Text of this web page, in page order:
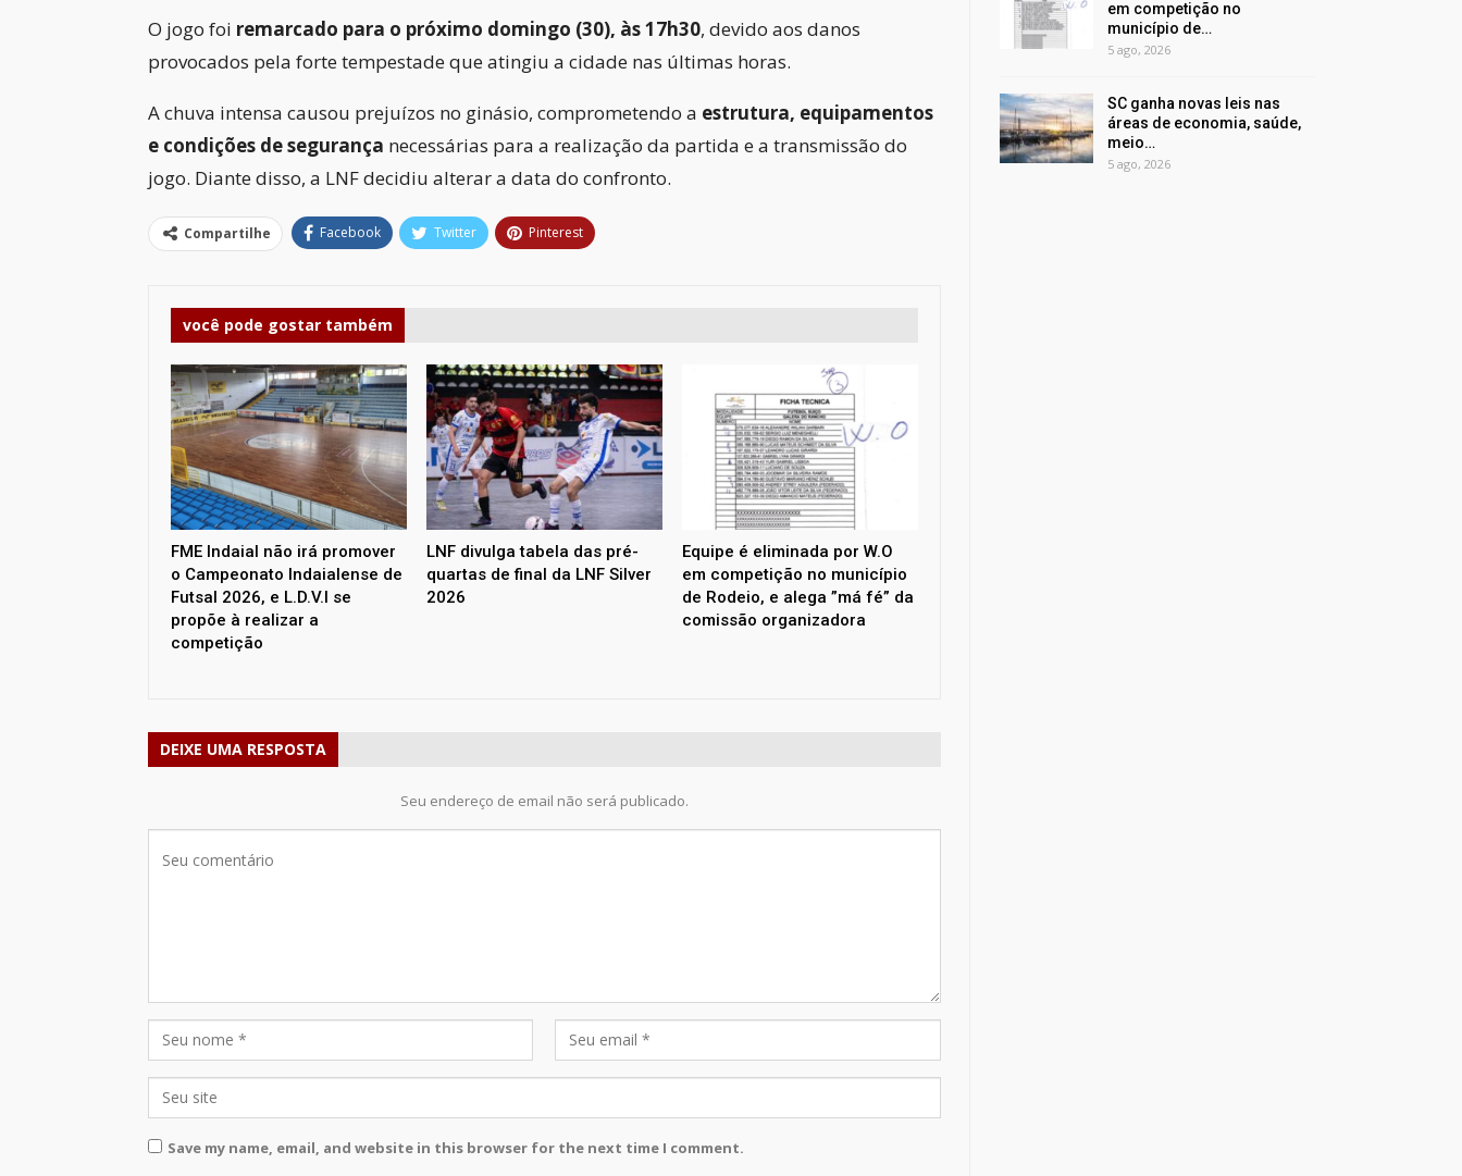
O jogo foi remarcado para o próximo domingo (30), às 17h30, devido aos danos
provocados pela forte tempestade que atingiu a cidade nas últimas horas.
A chuva intensa causou prejuízos no ginásio, comprometendo a estrutura, equipamentos
e condições de segurança necessárias para a realização da partida e a transmissão do
jogo. Diante disso, a LNF decidiu alterar a data do confronto.
Compartilhe Facebook Twitter Pinterest
você pode gostar também
FME Indaial não irá promover
o Campeonato Indaialense de
Futsal 2026, e L.D.V.I se
propõe à realizar a
competição
LNF divulga tabela das pré-
quartas de final da LNF Silver
2026
Equipe é eliminada por W.O
em competição no município
de Rodeio, e alega ”má fé” da
comissão organizadora
DEIXE UMA RESPOSTA
Seu endereço de email não será publicado.
Save my name, email, and website in this browser for the next time I comment.
em competição no
município de…
5 ago, 2026
SC ganha novas leis nas
áreas de economia, saúde,
meio…
5 ago, 2026